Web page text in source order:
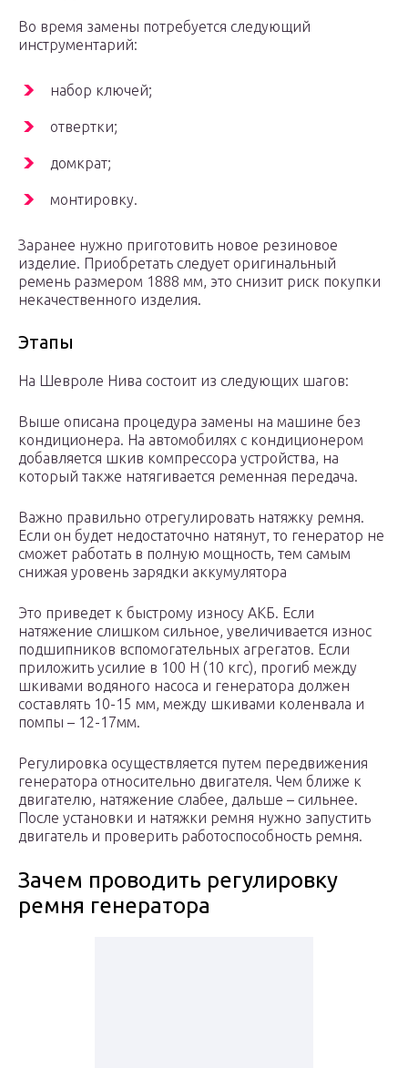
Во время замены потребуется следующий
инструментарий:
набор ключей;
отвертки;
домкрат;
монтировку.
Заранее нужно приготовить новое резиновое
изделие. Приобретать следует оригинальный
ремень размером 1888 мм, это снизит риск покупки
некачественного изделия.
Этапы
На Шевроле Нива состоит из следующих шагов:
Выше описана процедура замены на машине без
кондиционера. На автомобилях с кондиционером
добавляется шкив компрессора устройства, на
который также натягивается ременная передача.
Важно правильно отрегулировать натяжку ремня.
Если он будет недостаточно натянут, то генератор не
сможет работать в полную мощность, тем самым
снижая уровень зарядки аккумулятора
Это приведет к быстрому износу АКБ. Если
натяжение слишком сильное, увеличивается износ
подшипников вспомогательных агрегатов. Если
приложить усилие в 100 Н (10 кгс), прогиб между
шкивами водяного насоса и генератора должен
составлять 10-15 мм, между шкивами коленвала и
помпы – 12-17мм.
Регулировка осуществляется путем передвижения
генератора относительно двигателя. Чем ближе к
двигателю, натяжение слабее, дальше – сильнее.
После установки и натяжки ремня нужно запустить
двигатель и проверить работоспособность ремня.
Зачем проводить регулировку
ремня генератора